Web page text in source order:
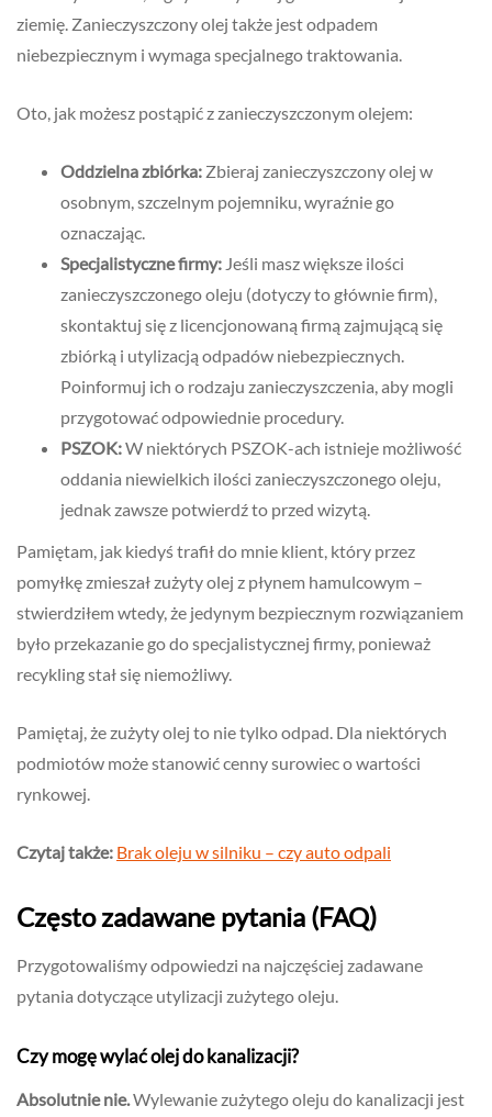
ziemię. Zanieczyszczony olej także jest odpadem
niebezpiecznym i wymaga specjalnego traktowania.
Oto, jak możesz postąpić z zanieczyszczonym olejem:
Oddzielna zbiórka: Zbieraj zanieczyszczony olej w
osobnym, szczelnym pojemniku, wyraźnie go
oznaczając.
Specjalistyczne firmy: Jeśli masz większe ilości
zanieczyszczonego oleju (dotyczy to głównie firm),
skontaktuj się z licencjonowaną firmą zajmującą się
zbiórką i utylizacją odpadów niebezpiecznych.
Poinformuj ich o rodzaju zanieczyszczenia, aby mogli
przygotować odpowiednie procedury.
PSZOK:W niektórych PSZOK-ach istnieje możliwość
oddania niewielkich ilości zanieczyszczonego oleju,
jednak zawsze potwierdź to przed wizytą.
Pamiętam, jak kiedyś trafił do mnie klient, który przez
pomyłkę zmieszał zużyty olej z płynem hamulcowym –
stwierdziłem wtedy, że jedynym bezpiecznym rozwiązaniem
było przekazanie go do specjalistycznej firmy, ponieważ
recykling stał się niemożliwy.
Pamiętaj, że zużyty olej to nie tylko odpad. Dla niektórych
podmiotów może stanowić cenny surowiec o wartości
rynkowej.
Czytaj także: Brak oleju w silniku – czy auto odpali
Często zadawane pytania (FAQ)
Przygotowaliśmy odpowiedzi na najczęściej zadawane
pytania dotyczące utylizacji zużytego oleju.
Czy mogę wylać olej do kanalizacji?
Absolutnie nie.Wylewanie zużytego oleju do kanalizacji jest